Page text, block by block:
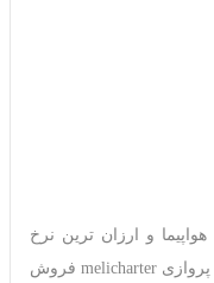
هواپیما و ارزان ترین نرخ
ایران در کلیه مسیرهای پروازی melicharter فروش